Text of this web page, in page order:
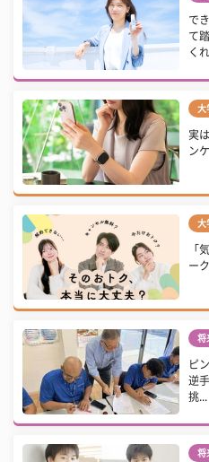
で
て
くれ
大
実
ン
大
「
ー
将
ピ
逆
挑...
将